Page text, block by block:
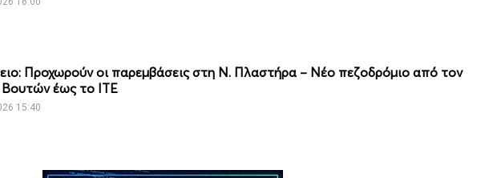
Προχωρούν οι παρεμβάσεις στη Ν. Πλαστήρα – Νέο πεζοδρόμιο από τον
έως το ΙΤΕ
15:40